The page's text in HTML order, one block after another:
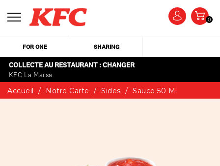
0
FOR ONE SHARING
COLLECTE AU RESTAURANT : CHANGER
KFC La Marsa
Accueil
Notre Carte Sides Sauce 50 Ml